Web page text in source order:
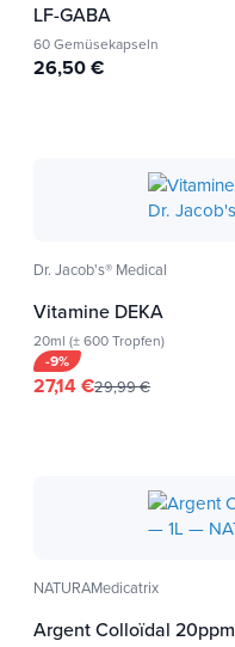
LF-GABA
60 Gemüsekapseln
26,50 €
Dr. Jacob's® Medical
Vitamine DEKA
20ml (± 600 Tropfen)
-9%
27,14 €29,99 €
NATURAMedicatrix
Argent Colloïdal 20ppm